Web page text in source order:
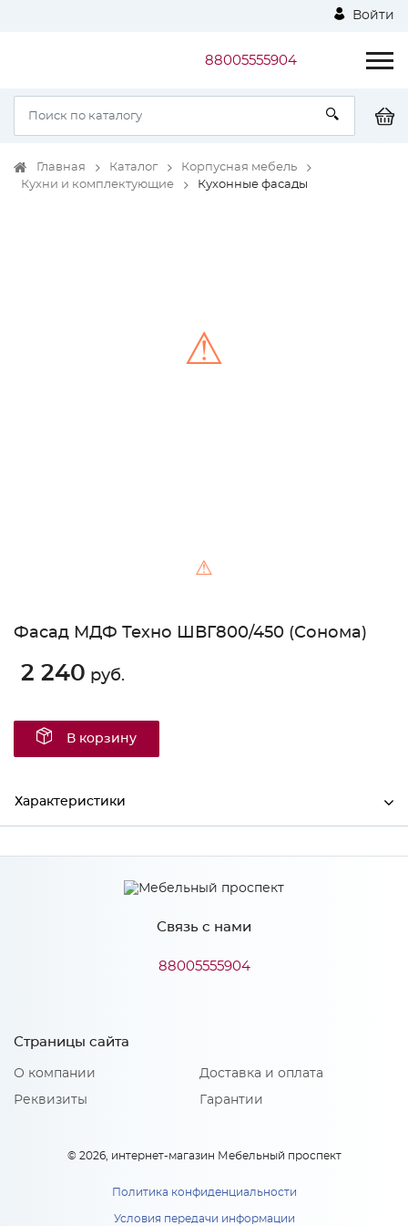
Войти
88005555904
Главная Каталог
Корпусная мебель
Кухни и комплектующие
Кухонные фасады
⚠
⚠
Фасад МДФ Техно ШВГ800/450 (Сонома)
2 240 руб.
В корзину
Характеристики
Производитель МиФ
Связь с нами
88005555904
Страницы сайта
О компании
Реквизиты
Доставка и оплата
Гарантии
© 2026, интернет-магазин Мебельный проспект
Политика конфиденциальности
Условия передачи информации